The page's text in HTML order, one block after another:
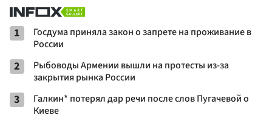
1
Госдума приняла закон о запрете на проживание в
России
2
Рыбоводы Армении вышли на протесты из-за
закрытия рынка России
3
Галкин* потерял дар речи после слов Пугачевой о
Киеве